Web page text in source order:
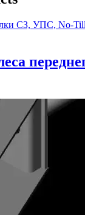
СЗ, УПС, No-